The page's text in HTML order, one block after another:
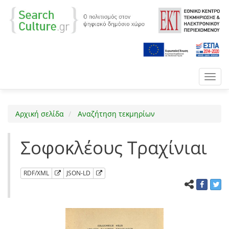
Αρχική σελίδα Αναζήτηση τεκμηρίων
Σοφοκλέους Τραχίνιαι
RDF/XML JSON-LD